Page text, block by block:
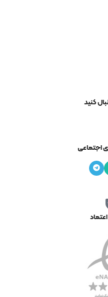
کنید
اجتماعی